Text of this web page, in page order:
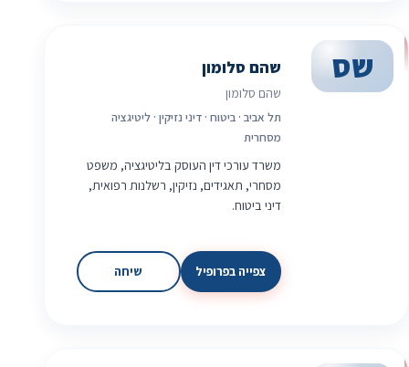
שס שהם סלומון
שהם סלומון
תל אביב · ביטוח · דיני נזיקין · ליטיגציה
מסחרית
משרד עורכי דין העוסק בליטיגציה, משפט
מסחרי, תאגידים, נזיקין, רשלנות רפואית,
דיני ביטוח.
צפייה בפרופיל שיחה